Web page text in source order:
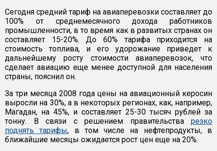
Сегодня средний тариф на авиаперевозки составляет до
100% от среднемесячного дохода работников
промышленности, в то время как в развитых странах он
составляет 15-20%. До 60% тарифа приходится на
стоимость топлива, и его удорожание приведет к
дальнейшему росту стоимости авиаперевозок, что
сделает авиацию еще менее доступной для населения
страны, пояснил он.
За три месяца 2008 года цены на авиационный керосин
выросли на 30%, а в некоторых регионах, как, например,
Магадан, на 45%, и составляет 25-30 тысяч рублей за
тонну. В связи с решением правительства резко
поднять тарифы, в том числе на нефтепродукты, в
ближайшие месяцы ожидается рост цен еще на 20%.